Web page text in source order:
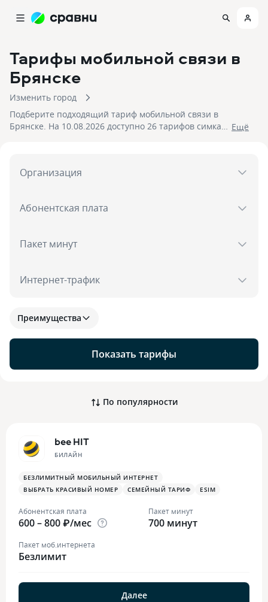
Тарифы мобильной связи в
Брянске
Изменить город
Подберите подходящий тариф мобильной связи в
Брянске. На 10.08.2026 доступно 26 тарифов симкарт Eщё
Организация
Абонентская плата
Пакет минут
Интернет-трафик
Показать тарифы
Преимущества
По популярности
bee HIT
БИЛАЙН
БЕЗЛИМИТНЫЙ МОБИЛЬНЫЙ ИНТЕРНЕТ
ВЫБРАТЬ КРАСИВЫЙ НОМЕР
СЕМЕЙНЫЙ ТАРИФ ESIM
Абонентская плата
600 – 800 ₽/мес
Пакет минут
700 минут
Пакет моб.интернета
Безлимит
Далее